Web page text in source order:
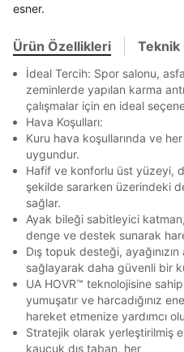
Akbank
Ziraat Bankası Ziraat
QNB QNB
AnadoluBank World
esner.
Ürün Özellikleri Teknik
İdeal Tercih: Spor salonu,
zeminlerde yapılan karma
çalışmalar için en ideal
Hava Koşulları:
Kuru hava koşullarında ve
uygundur.
Hafif ve konforlu üst yüzeyi,
şekilde sararken üzerindeki
sağlar.
Ayak bileği sabitleyici
denge ve destek sunarak
Dış topuk desteği,
sağlayarak daha güvenli bir
UA HOVR™ teknolojisine
yumuşatır ve harcadığınız
hareket etmenize yardımcı
Stratejik olarak yerleştirilmiş
kauçuk dış taban, her
Beden Seçin
Stok
Ürün stoklara
bildirim
E-posta Adresi *
Sipariş Numaranız *
En az 1 özel karakter
Aşağıdakileri okudum ve
Kişisel verileriniz
Aydınlatma
uyarınca işlenecektir. Kişisel
Perakende Satış Giyim ve
tarafından ticari elektronik
işlenmesini kabul ediyorum.
E-mail
Çağrı Merkezi / Arama
Kişisel verilerimin
Aksesuar Ticaret A.Ş.
markalara ait ürünlerin
Doğuş Grubu
verilerimin
amacıyla işlenmesini
SMS
Bilgilerinizi güncellemek
ile gelen kodu girerek
SMS
Bilgilerinizi güncellemek
ile gelen kodu girerek